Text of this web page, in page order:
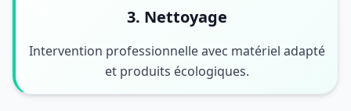
3. Nettoyage
Intervention professionnelle avec matériel adapté
et produits écologiques.